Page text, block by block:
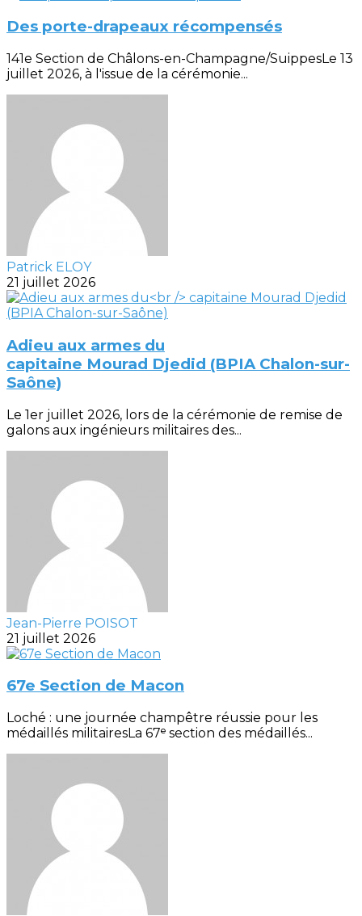
Des porte-drapeaux récompensés
141e Section de Châlons-en-Champagne/SuippesLe 13
juillet 2026, à l'issue de la cérémonie...
Patrick ELOY
21 juillet 2026
Adieu aux armes du
capitaine Mourad Djedid (BPIA Chalon-sur-
Saône)
Le 1er juillet 2026, lors de la cérémonie de remise de
galons aux ingénieurs militaires des...
Jean-Pierre POISOT
21 juillet 2026
67e Section de Macon
Loché : une journée champêtre réussie pour les
médaillés militairesLa 67ᵉ section des médaillés...